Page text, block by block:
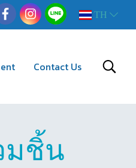
TH
Contact Us
มชิ้น